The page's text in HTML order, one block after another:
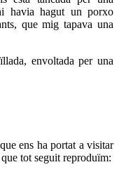
havia hagut un porxo
que mig tapava una
envoltada per una
ens ha portat a visitar
tot seguit reproduïm: